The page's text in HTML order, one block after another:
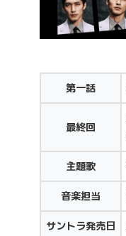
第一話
最終回
主題歌
音楽担当
サントラ発売日